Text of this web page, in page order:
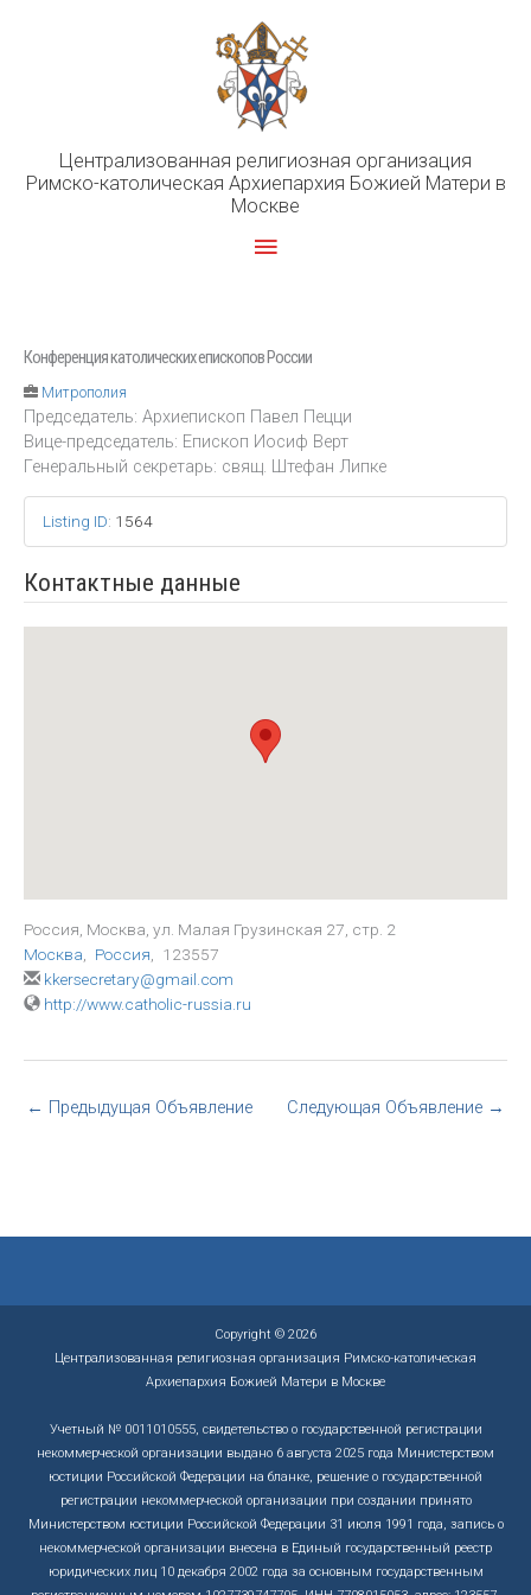
Централизованная религиозная организация
Римско-католическая Архиепархия Божией Матери в
Москве
Главное
Конференция католических епископов России
Митрополия
Председатель: Архиепископ Павел Пецци
Вице-председатель: Епископ Иосиф Верт
Генеральный секретарь: свящ. Штефан Липке
Listing ID: 1564
Контактные данные
Россия, Москва, ул. Малая Грузинская 27, стр. 2
Москва
Россия
123557
kkersecretary@gmail.com
http://www.catholic-russia.ru
← Предыдущая Объявление Следующая Объявление →
Copyright © 2026
Централизованная религиозная организация Римско-католическая
Архиепархия Божией Матери в Москве
Учетный № 0011010555, свидетельство о государственной регистрации
некоммерческой организации выдано 6 августа 2025 года Министерством
юстиции Российской Федерации на бланке, решение о государственной
регистрации некоммерческой организации при создании принято
Министерством юстиции Российской Федерации 31 июля 1991 года, запись о
некоммерческой организации внесена в Единый государственный реестр
юридических лиц 10 декабря 2002 года за основным государственным